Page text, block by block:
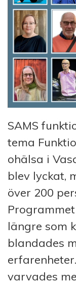
SAMS
tema
ohälsa i
blev lyckat,
över 200
längre som
blandades
varvades